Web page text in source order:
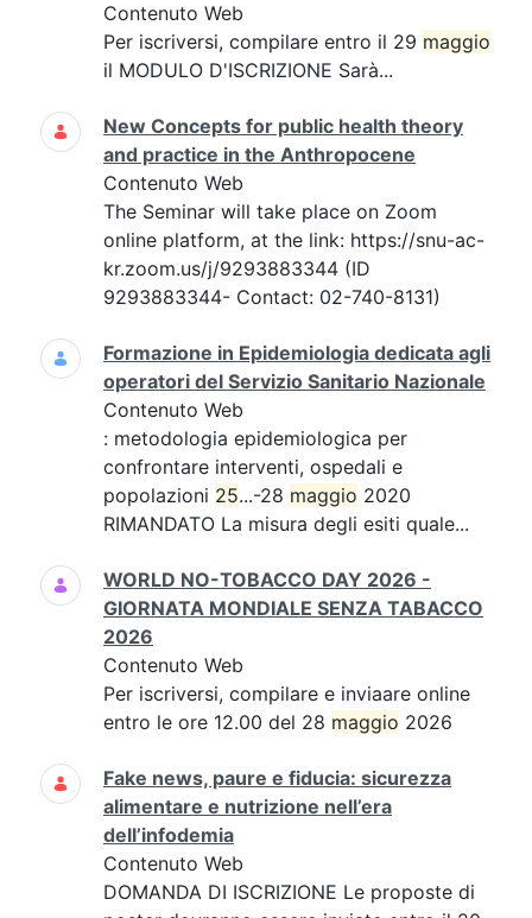
Contenuto Web
Per iscriversi, compilare entro il 29 maggio
il MODULO D'ISCRIZIONE Sarà...
New Concepts for public health theory
and practice in the Anthropocene
Contenuto Web
The Seminar will take place on Zoom
online platform, at the link: https://snu-ac-
kr.zoom.us/j/9293883344 (ID
9293883344- Contact: 02-740-8131)
Formazione in Epidemiologia dedicata agli
operatori del Servizio Sanitario Nazionale
Contenuto Web
: metodologia epidemiologica per
confrontare interventi, ospedali e
popolazioni 25...-28 maggio 2020
RIMANDATO La misura degli esiti quale...
WORLD NO-TOBACCO DAY 2026 -
GIORNATA MONDIALE SENZA TABACCO
2026
Contenuto Web
Per iscriversi, compilare e inviaare online
entro le ore 12.00 del 28 maggio 2026
Fake news, paure e fiducia: sicurezza
alimentare e nutrizione nell’era
dell’infodemia
Contenuto Web
DOMANDA DI ISCRIZIONE Le proposte di